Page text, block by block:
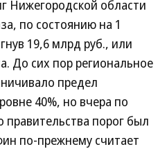
Нижегородской области
по состоянию на 1
19,6 млрд руб., или
До сих пор региональное
предел
40%, но вчера по
правительства порог был
по-прежнему считает